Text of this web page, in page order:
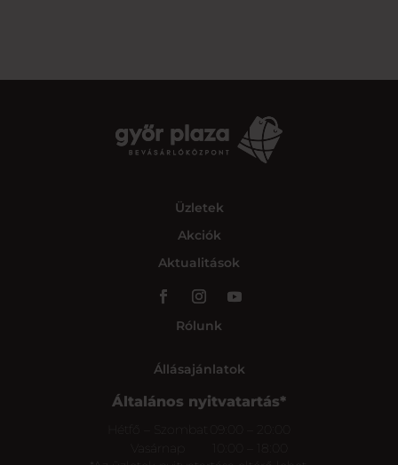
Üzletek
Akciók
Aktualitások
Rólunk
Állásajánlatok
Általános nyitvatartás*